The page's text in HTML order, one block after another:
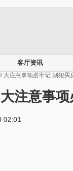
客厅资讯
大注意事项必牢记 别犯买
注意事
02:01